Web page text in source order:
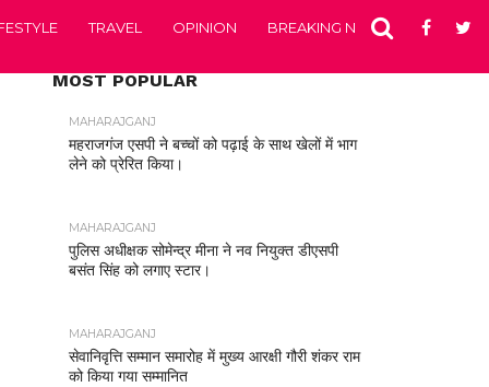
TRAVEL OPINION BREAKING NEWS
MOST POPULAR
MAHARAJGANJ
महराजगंज एसपी ने बच्चों को पढ़ाई के साथ खेलों में भाग
लेने को प्रेरित किया।
MAHARAJGANJ
पुलिस अधीक्षक सोमेन्द्र मीना ने नव नियुक्त डीएसपी
बसंत सिंह को लगाए स्टार।
MAHARAJGANJ
सेवानिवृत्ति सम्मान समारोह में मुख्य आरक्षी गौरी शंकर राम
को किया गया सम्मानित